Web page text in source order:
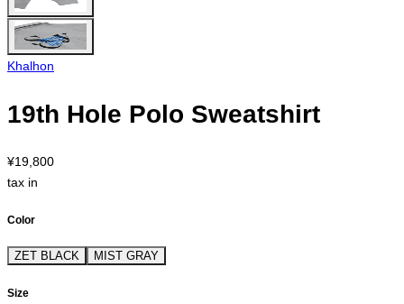
Khalhon
19th Hole Polo Sweatshirt
¥19,800
tax in
Color
ZET BLACK MIST GRAY
Size